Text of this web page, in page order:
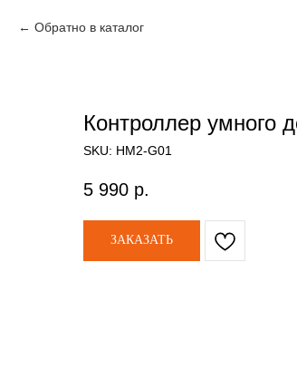
Обратно в каталог
Контроллер умного
SKU: HM2-G01
5 990 р.
ЗАКАЗАТЬ